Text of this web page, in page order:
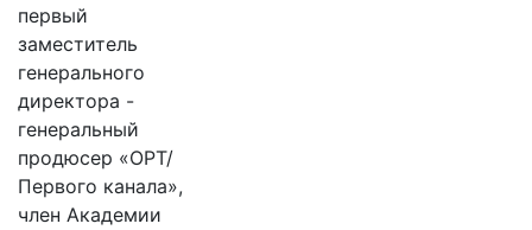
первый
заместитель
генерального
директора -
генеральный
продюсер «ОРТ/
Первого канала»,
член Академии